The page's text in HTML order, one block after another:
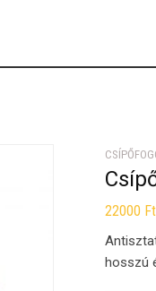
22000 Ft
hosszú